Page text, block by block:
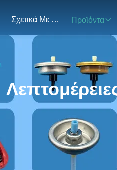
Σχετικά Με Εμάς Προϊόντα